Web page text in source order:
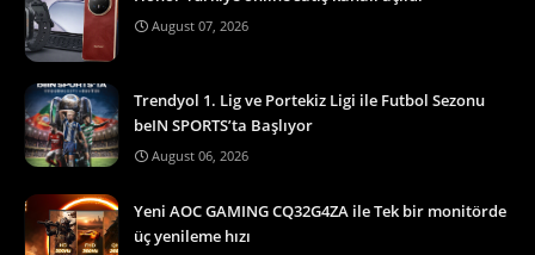
August 07, 2026
Trendyol 1. Lig ve Portekiz Ligi ile Futbol Sezonu
beIN SPORTS’ta Başlıyor
August 06, 2026
Yeni AOC GAMING CQ32G4ZA ile Tek bir monitörde
üç yenileme hızı